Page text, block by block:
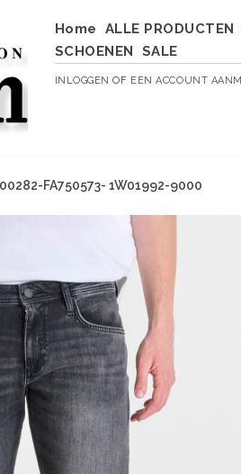
Home ALLE PRODUCTEN
SCHOENEN
SALE
INLOGGEN OF EEN ACCOUNT
FA750573- 1W01992-9000